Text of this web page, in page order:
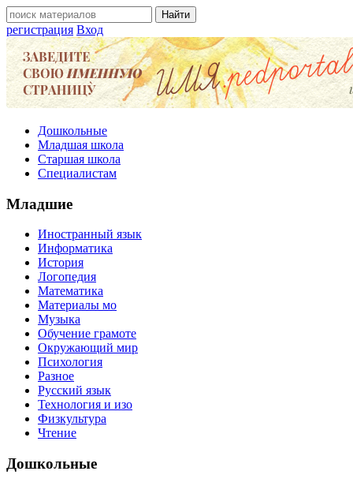
регистрация Вход
Дошкольные
Младшая школа
Старшая школа
Специалистам
Младшие
Иностранный язык
Информатика
История
Логопедия
Математика
Материалы мо
Музыка
Обучение грамоте
Окружающий мир
Психология
Разное
Русский язык
Технология и изо
Физкультура
Чтение
Дошкольные